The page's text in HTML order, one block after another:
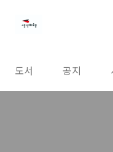
도서 공지